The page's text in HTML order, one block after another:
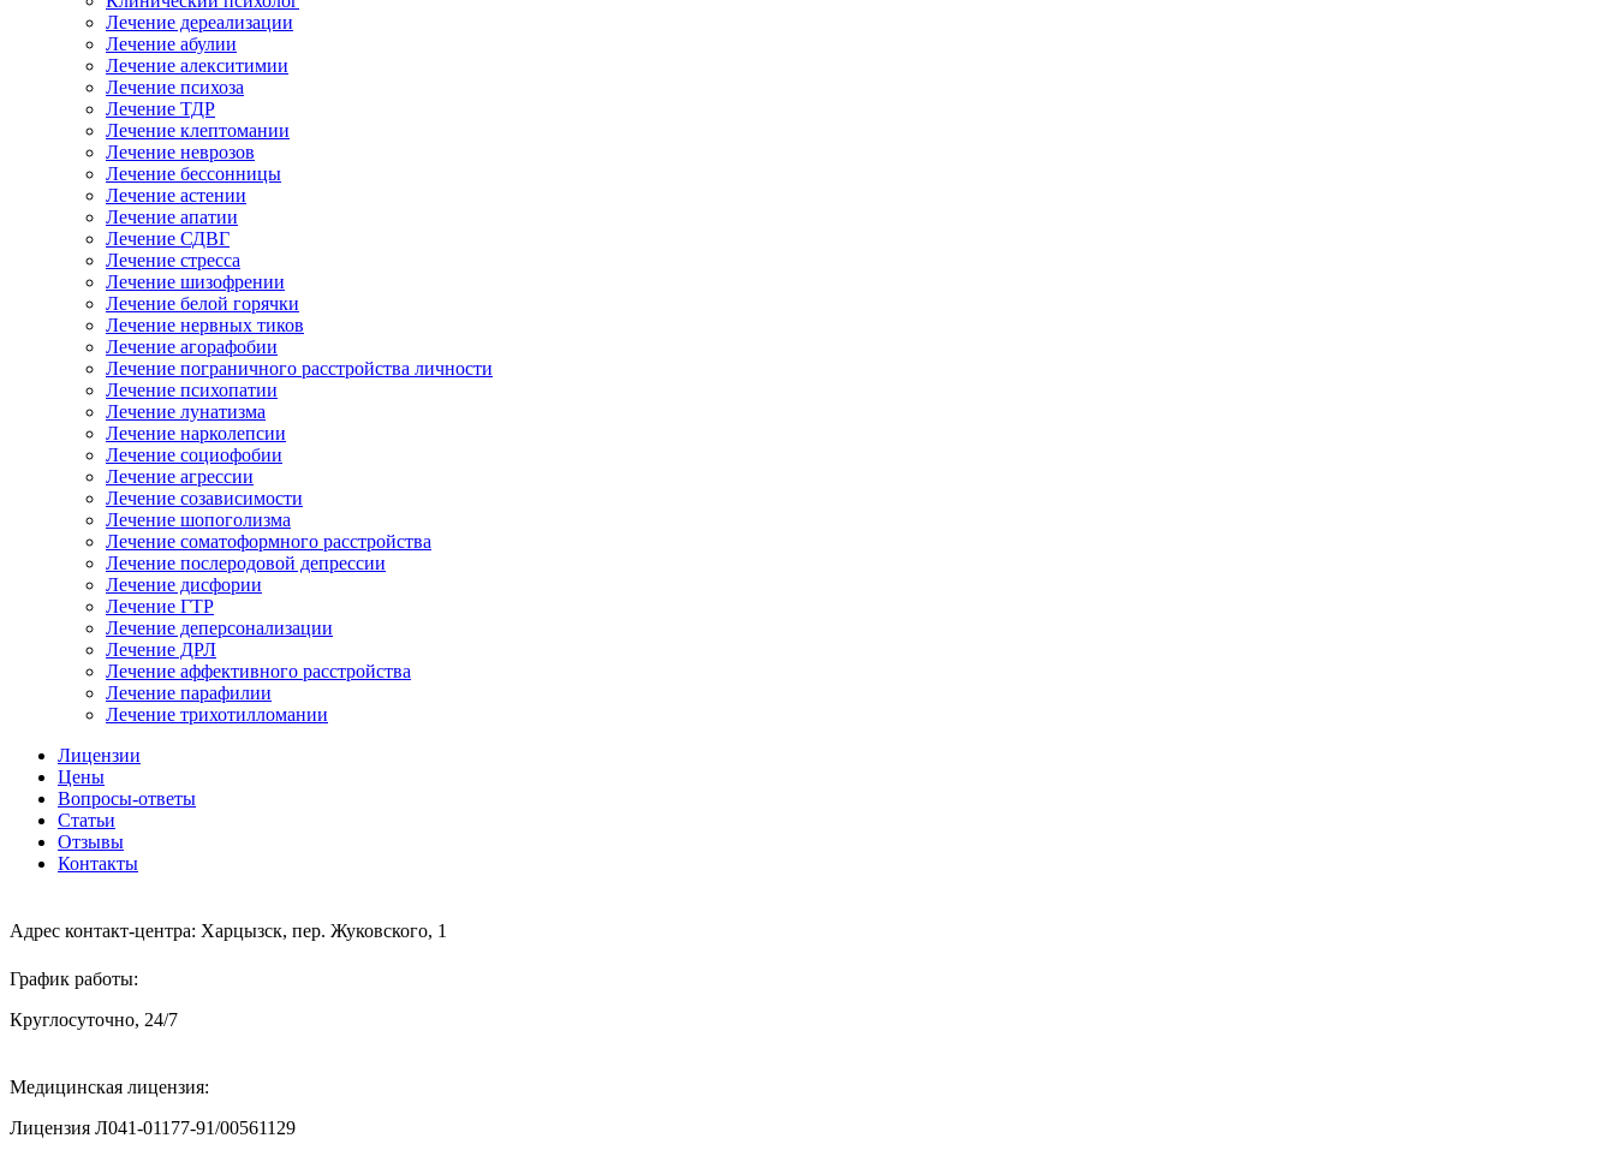
Лечение дереализации
Лечение абулии
Лечение алекситимии
Лечение психоза
Лечение ТДР
Лечение клептомании
Лечение неврозов
Лечение бессонницы
Лечение астении
Лечение апатии
Лечение СДВГ
Лечение стресса
Лечение шизофрении
Лечение белой горячки
Лечение нервных тиков
Лечение агорафобии
Лечение пограничного расстройства личности
Лечение психопатии
Лечение лунатизма
Лечение нарколепсии
Лечение социофобии
Лечение агрессии
Лечение созависимости
Лечение шопоголизма
Лечение соматоформного расстройства
Лечение послеродовой депрессии
Лечение дисфории
Лечение ГТР
Лечение деперсонализации
Лечение ДРЛ
Лечение аффективного расстройства
Лечение парафилии
Лечение трихотилломании
Лицензии
Цены
Вопросы-ответы
Статьи
Отзывы
Контакты
Адрес контакт-центра: Харцызск, пер. Жуковского, 1
График работы:
Круглосуточно, 24/7
Медицинская лицензия:
Лицензия Л041-01177-91/00561129